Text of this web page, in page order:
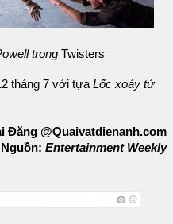
trong Twisters
tháng 7 với tựa Lốc xoáy tử
Đăng @Quaivatdienanh.com
Nguồn: Entertainment Weekly